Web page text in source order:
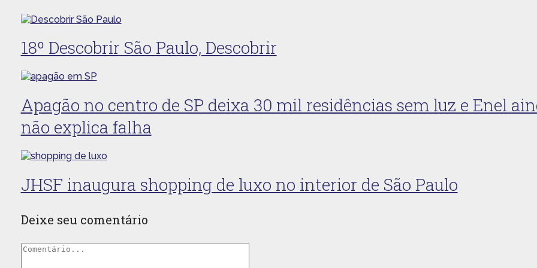
18º Descobrir São Paulo, Descobrir
Apagão no centro de SP deixa 30 mil residências sem luz e Enel
não explica falha
JHSF inaugura shopping de luxo no interior de São Paulo
Deixe seu comentário